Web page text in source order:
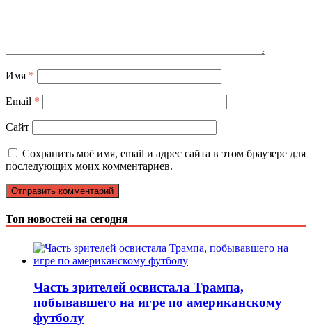
Имя *
Email *
Сайт
Сохранить моё имя, email и адрес сайта в этом браузере для
последующих моих комментариев.
Топ новостей на сегодня
Часть зрителей освистала Трампа,
побывавшего на игре по американскому
футболу